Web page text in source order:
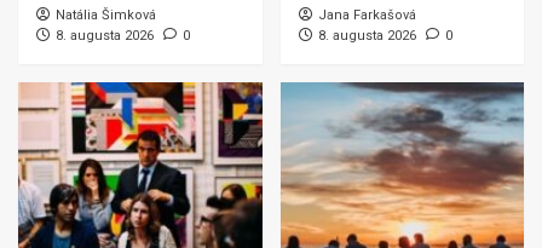
Natália Šimková
8. augusta 2026
0
Jana Farkašová
8. augusta 2026
0